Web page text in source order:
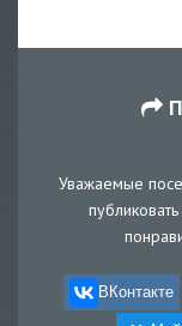
Уважаемые
ВКонтакте